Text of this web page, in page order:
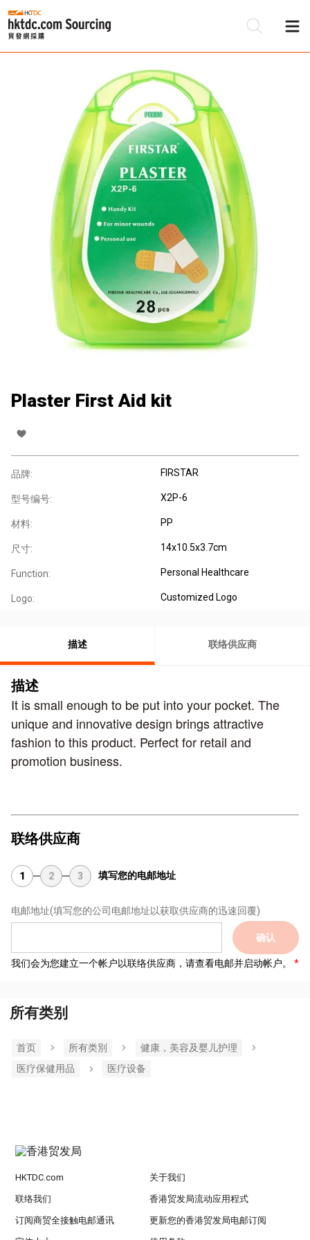
Plaster First Aid kit
品牌: FIRSTAR
型号编号: X2P-6
材料: PP
尺寸: 14x10.5x3.7cm
Function: Personal Healthcare
Logo: Customized Logo
描述 联络供应商
描述
It is small enough to be put into your pocket. The
unique and innovative design brings attractive
fashion to this product. Perfect for retail and
promotion business.
联络供应商
1 2 3 填写您的电邮地址
电邮地址(填写您的公司电邮地址以获取供应商的迅速回覆)
确认
我们会为您建立一个帐户以联络供应商，请查看电邮并启动帐户。
所有类别
首页 所有类別
健康，美容及婴儿护理
医疗保健用品
医疗设备
HKTDC.com 关于我们
联络我们 香港贸发局流动应用程式
订阅商贸全接触电邮通讯 更新您的香港贸发局电邮订阅